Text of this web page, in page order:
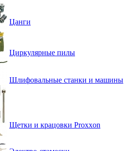
Цанги
Циркулярные пилы
Шлифовальные станки и машины
Щетки и крацовки Proxxon